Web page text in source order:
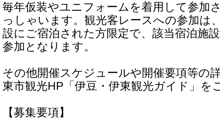
毎年仮装やユニフォームを着用して参加
っしゃいます。観光客レースへの参加は
設にご宿泊された方限定で、該当宿泊施
参加となります。
その他開催スケジュールや開催要項等の
東市観光HP「伊豆・伊東観光ガイド」を
【募集要項】